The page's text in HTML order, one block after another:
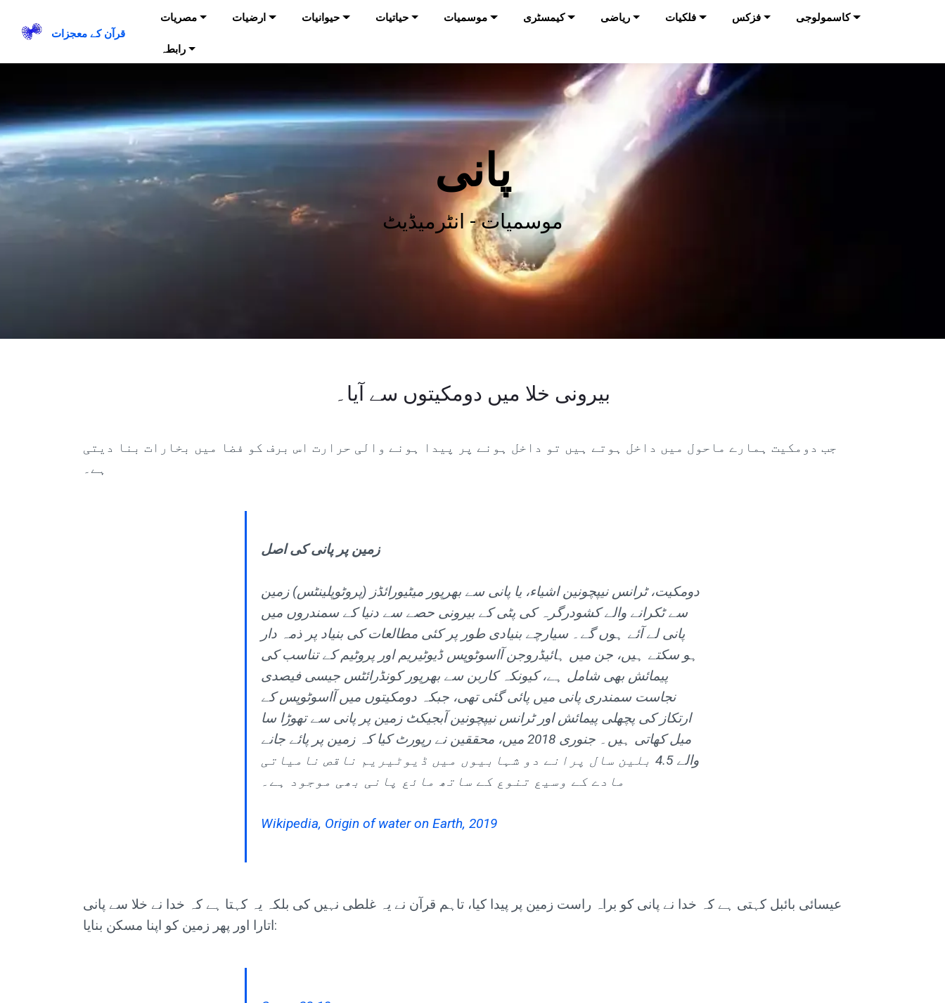
قرآن کے معجزات
مصریات ارضیات حیوانیات حیاتیات موسمیات کیمسٹری ریاضی فلکیات فزکس کاسمولوجی
رابطہ
پانی
موسمیات - انٹرمیڈیٹ
بیرونی خلا میں دومکیتوں سے آیا۔
جب دومکیت ہمارے ماحول میں داخل ہوتے ہیں تو داخل ہونے پر پیدا ہونے والی حرارت اس برف کو فضا میں بخارات بنا دیتی
ہے۔
زمین پر پانی کی اصل
دومکیت، ٹرانس نیپچونین اشیاء، یا پانی سے بھرپور میٹیورائڈز (پروٹوپلینٹس) زمین
سے ٹکرانے والے کشودرگرہ کی پٹی کے بیرونی حصے سے دنیا کے سمندروں میں
پانی لے آئے ہوں گے۔ سیارچے بنیادی طور پر کئی مطالعات کی بنیاد پر ذمہ دار
ہو سکتے ہیں، جن میں ہائیڈروجن آاسوٹوپس ڈیوٹیریم اور پروٹیم کے تناسب کی
پیمائش بھی شامل ہے، کیونکہ کاربن سے بھرپور کونڈرائٹس جیسی فیصدی
نجاست سمندری پانی میں پائی گئی تھی، جبکہ دومکیتوں میں آاسوٹوپس کے
ارتکاز کی پچھلی پیمائش اور ٹرانس نیپچونین آبجیکٹ زمین پر پانی سے تھوڑا سا
میل کھاتی ہیں۔ جنوری 2018 میں، محققین نے رپورٹ کیا کہ زمین پر پائے جانے
والے 4.5 بلین سال پرانے دو شہابیوں میں ڈیوٹیریم ناقص نامیاتی
مادے کے وسیع تنوع کے ساتھ مائع پانی بھی موجود ہے۔
Wikipedia, Origin of water on Earth, 2019
عیسائی بائبل کہتی ہے کہ خدا نے پانی کو براہ راست زمین پر پیدا کیا، تاہم قرآن نے یہ غلطی نہیں کی بلکہ یہ کہتا ہے کہ خدا نے خلا سے پانی
اتارا اور پھر زمین کو اپنا مسکن بنایا: